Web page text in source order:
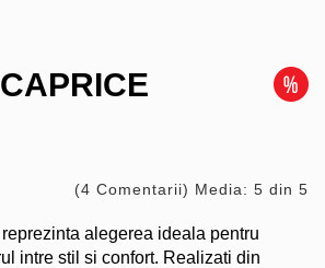
(4 Comentarii) Media: 5 din 5
alegerea ideala pentru
intre stil si confort. Realizati din